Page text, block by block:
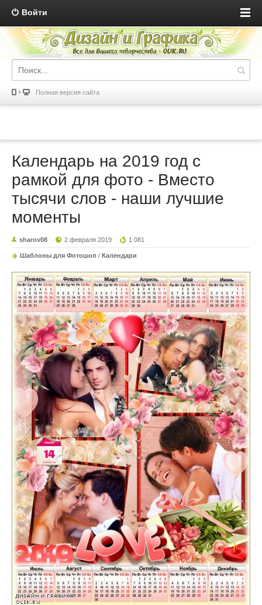
Войти
Полная версия сайта
Календарь на 2019 год с
рамкой для фото - Вместо
тысячи слов - наши лучшие
моменты
sharov08 2 февраля 2019 1 081
Шаблоны для Фотошоп / Календари